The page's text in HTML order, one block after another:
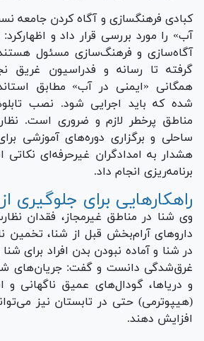
کبادی فرهنگسازی و آگاه کردن جامعه
آب» را مورد بررسی قرار داد و
آگاه‌سازی و فرهنگ‌سازی مسئول
گرفته تا رسانه و فدراسیون غریق
شده که باید اجرایی شود. نصب
مناطق پرخطر لازم و ضروری است.
ساحلی و برگزاری دوره‌های آموزشی
هشدار به امدادگران غیرحرفه‌ای
برنامه‌ریزی انجام داد.
راهکارهایی برای جلوگیری
وی شنا در مناطق غیرمجاز، فقدان
دارو‌های آرام‌بخش قبل از شنا، تخمین
در شنا و آماده نبودن بدن افراد برای
غرق‌شدگی دانست و گفت: جریان‌های
و دریاها، گودال‌های عمیق ناگهانی
(هیپوترمی) حتی در تابستان نیز
افزایش دهند.